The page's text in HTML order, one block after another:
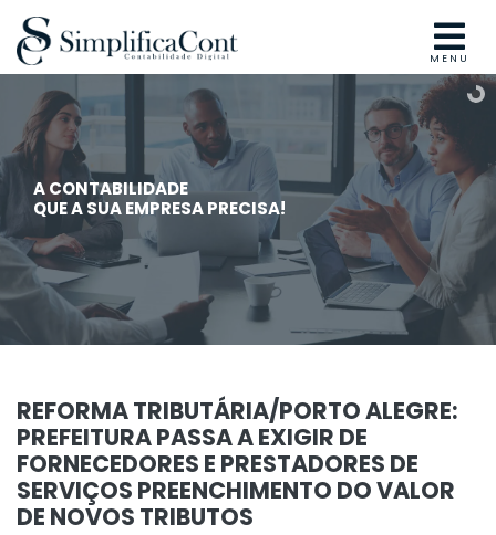
MENU
A CONTABILIDADE
QUE A SUA EMPRESA PRECISA!
REFORMA TRIBUTÁRIA/PORTO ALEGRE:
PREFEITURA PASSA A EXIGIR DE
FORNECEDORES E PRESTADORES DE
SERVIÇOS PREENCHIMENTO DO VALOR
DE NOVOS TRIBUTOS